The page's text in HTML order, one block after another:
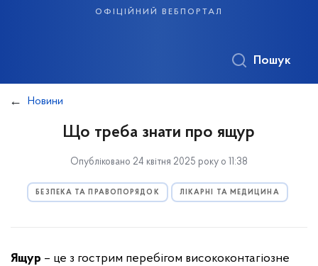
офіційний вебпортал
Пошук
Новини
Що треба знати про ящур
Опубліковано 24 квітня 2025 року о 11:38
БЕЗПЕКА ТА ПРАВОПОРЯДОК ЛІКАРНІ ТА МЕДИЦИНА
Ящур – це з гострим перебігом висококонтагіозне